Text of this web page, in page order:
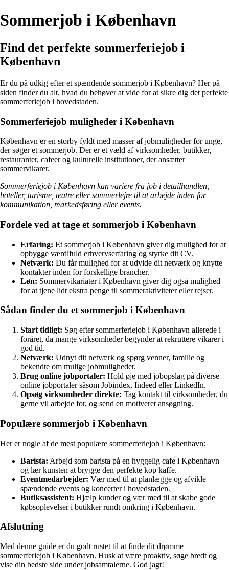
Sommerjob i København
Find det perfekte sommerferiejob i
København
Er du på udkig efter et spændende sommerjob i København? Her på
siden finder du alt, hvad du behøver at vide for at sikre dig det perfekte
sommerferiejob i hovedstaden.
Sommerferiejob muligheder i København
København er en storby fyldt med masser af jobmuligheder for unge,
der søger et sommerjob. Der er et væld af virksomheder, butikker,
restauranter, cafeer og kulturelle institutioner, der ansætter
sommervikarer.
Sommerferiejob i København kan variere fra job i detailhandlen,
hoteller, turisme, teatre eller sommerlejre til at arbejde inden for
kommunikation, markedsføring eller events.
Fordele ved at tage et sommerjob i København
Erfaring: Et sommerjob i København giver dig mulighed for at
opbygge værdifuld erhvervserfaring og styrke dit CV.
Netværk: Du får mulighed for at udvide dit netværk og knytte
kontakter inden for forskellige brancher.
Løn: Sommervikariater i København giver dig også mulighed
for at tjene lidt ekstra penge til sommeraktiviteter eller rejser.
Sådan finder du et sommerjob i København
Start tidligt: Søg efter sommerferiejob i København allerede i
foråret, da mange virksomheder begynder at rekruttere vikarer i
god tid.
Netværk: Udnyt dit netværk og spørg venner, familie og
bekendte om mulige jobmuligheder.
Brug online jobportaler: Hold øje med jobopslag på diverse
online jobportaler såsom Jobindex, Indeed eller LinkedIn.
Opsøg virksomheder direkte: Tag kontakt til virksomheder, du
gerne vil arbejde for, og send en motiveret ansøgning.
Populære sommerjob i København
Her er nogle af de mest populære sommerferiejob i København:
Barista: Arbejd som barista på en hyggelig cafe i København
og lær kunsten at brygge den perfekte kop kaffe.
Eventmedarbejder: Vær med til at planlægge og afvikle
spændende events og koncerter i hovedstaden.
Butiksassistent: Hjælp kunder og vær med til at skabe gode
købsoplevelser i butikker rundt omkring i København.
Afslutning
Med denne guide er du godt rustet til at finde dit drømme
sommerferiejob i København. Husk at være proaktiv, søge bredt og
vise din bedste side under jobsamtalerne. God jagt!